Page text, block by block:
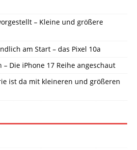
– Kleine und größere
am Start – das Pixel 10a
Die iPhone 17 Reihe angeschaut
ist da mit kleineren und größeren